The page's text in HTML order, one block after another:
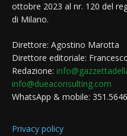
ottobre 2023 al nr. 120 del
di Milano.
Direttore: Agostino Marotta
Direttore editoriale:
Redazione:
info@dueaconsulting.com
WhatsApp & mobile:
Privacy policy